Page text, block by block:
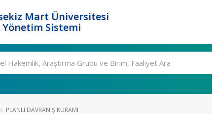
Mart Üniversitesi
Sistemi
PLANLI DAVRANIŞ KURAMI